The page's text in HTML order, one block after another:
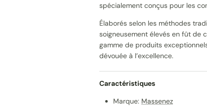
spécialement conçus pour les
Élaborés selon les méthodes
soigneusement élevés en fût de
gamme de produits
dévouée à l’excellence.
Caractéristiques
Marque: Massenez